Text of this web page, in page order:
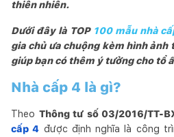
thiên nhiên.
Dưới đây là TOP 100 mẫu nhà
gia chủ ưa chuộng kèm hình
giúp bạn có thêm ý tưởng cho tổ
Nhà cấp 4 là gì?
Theo Thông tư số 03/2016/TT-
cấp 4 được định nghĩa là công